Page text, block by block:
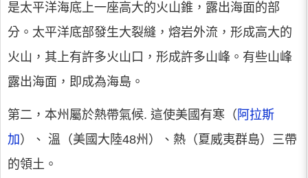
是太平洋海底上一座高大的火山錐，露出海面的部
分。太平洋底部發生大裂縫，熔岩外流，形成高大的
火山，其上有許多火山口，形成許多山峰。有些山峰
露出海面，即成為海島。
第二，本州屬於熱帶氣候. 這使美國有寒（ 阿拉斯
加 ）、 溫（美國大陸48州）、熱（夏威夷群島）三帶
的領土。